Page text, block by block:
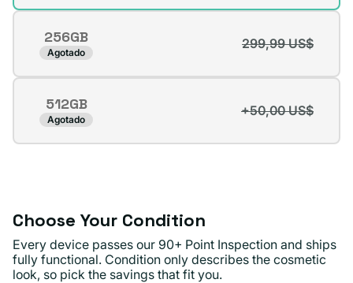
no
disponible
256GB
Agotado
299,99 US$
Variante
no
disponible
512GB
Agotado
+50,00 US$
Variante
Choose Your Condition
Every device passes our 90+ Point Inspection and ships
fully functional. Condition only describes the cosmetic
look, so pick the savings that fit you.